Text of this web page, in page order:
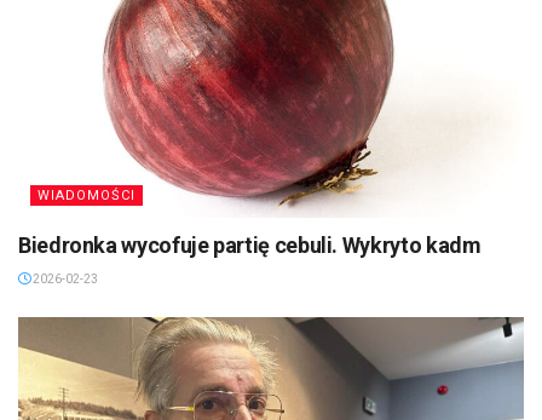
WIADOMOŚCI
Biedronka wycofuje partię cebuli. Wykryto kadm
2026-02-23